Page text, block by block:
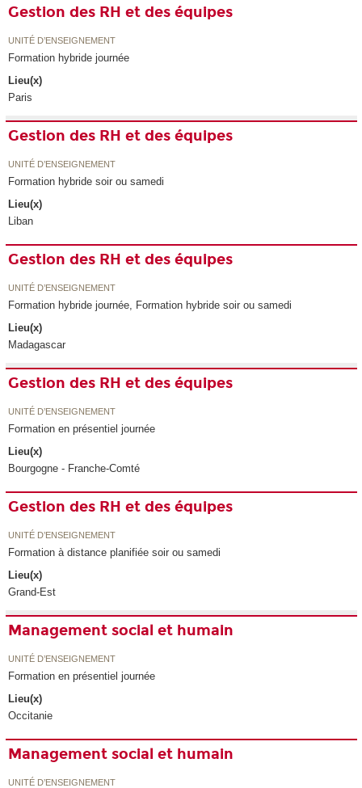
Gestion des RH et des équipes
UNITÉ D’ENSEIGNEMENT
Formation hybride journée
Lieu(x)
Paris
Gestion des RH et des équipes
UNITÉ D’ENSEIGNEMENT
Formation hybride soir ou samedi
Lieu(x)
Liban
Gestion des RH et des équipes
UNITÉ D’ENSEIGNEMENT
Formation hybride journée, Formation hybride soir ou samedi
Lieu(x)
Madagascar
Gestion des RH et des équipes
UNITÉ D’ENSEIGNEMENT
Formation en présentiel journée
Lieu(x)
Bourgogne - Franche-Comté
Gestion des RH et des équipes
UNITÉ D’ENSEIGNEMENT
Formation à distance planifiée soir ou samedi
Lieu(x)
Grand-Est
Management social et humain
UNITÉ D’ENSEIGNEMENT
Formation en présentiel journée
Lieu(x)
Occitanie
Management social et humain
UNITÉ D’ENSEIGNEMENT